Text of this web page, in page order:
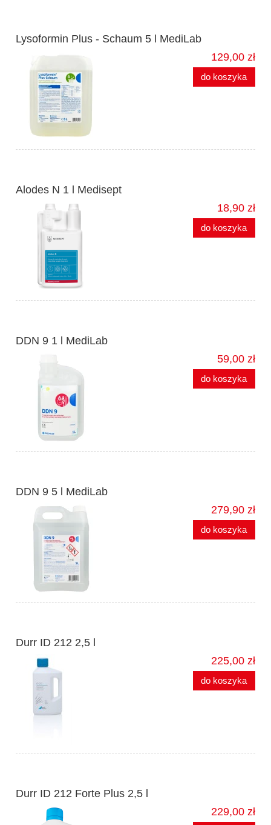
Lysoformin Plus - Schaum 5 l MediLab
129,00 zł
do koszyka
Alodes N 1 l Medisept
18,90 zł
do koszyka
DDN 9 1 l MediLab
59,00 zł
do koszyka
DDN 9 5 l MediLab
279,90 zł
do koszyka
Durr ID 212 2,5 l
225,00 zł
do koszyka
Durr ID 212 Forte Plus 2,5 l
229,00 zł